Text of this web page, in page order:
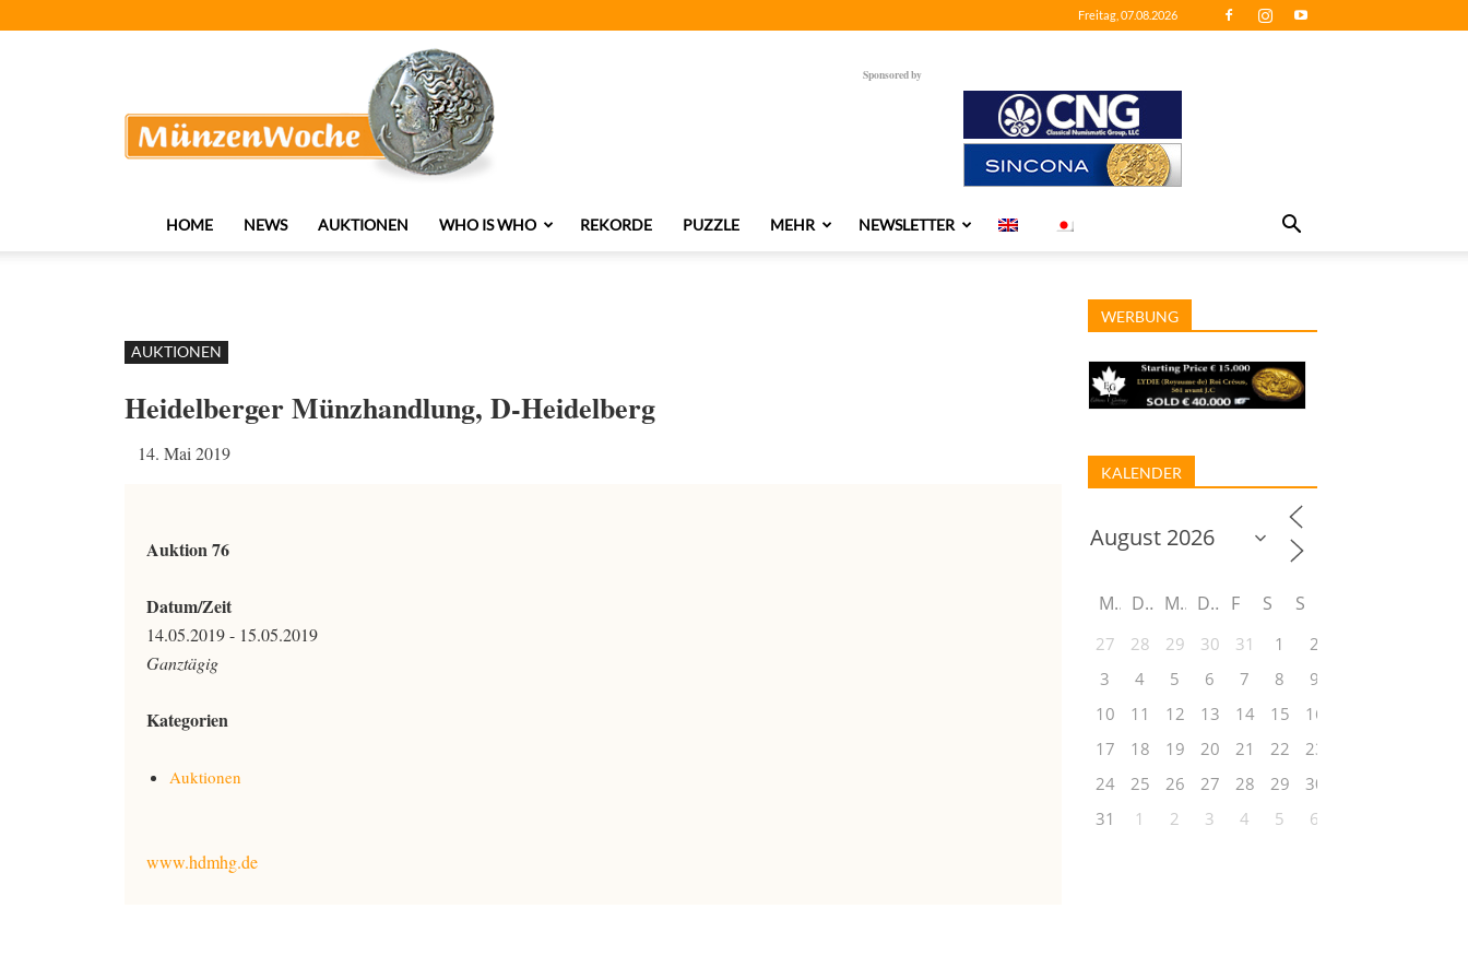
Freitag, 07.08.2026
Sponsored by
HOME NEWS AUKTIONEN WHO IS WHO REKORDE PUZZLE MEHR NEWSLETTER
AUKTIONEN
Heidelberger Münzhandlung, D-Heidelberg
14. Mai 2019
Auktion 76
Datum/Zeit
14.05.2019 - 15.05.2019
Ganztägig
Kategorien
Auktionen
www.hdmhg.de
WERBUNG
KALENDER
M D M D F S S
27 28 29 30 31 1
2
3
4 5 6 7 8
9
10
11 12 13 14 15
16
17
18 19 20 21 22
23
24
25 26 27 28 29
30
31
1 2 3 4 5 6